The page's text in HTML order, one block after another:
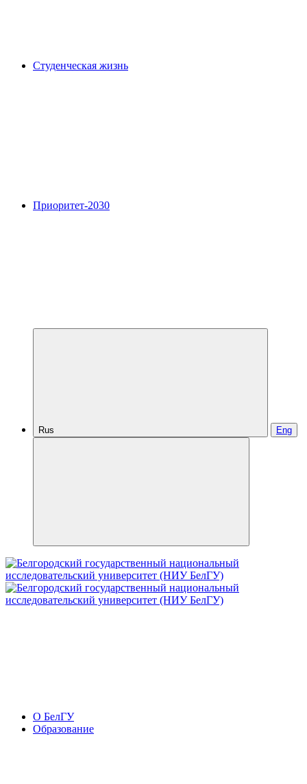
Студенческая жизнь
Приоритет-2030
Rus Eng
О БелГУ
Образование